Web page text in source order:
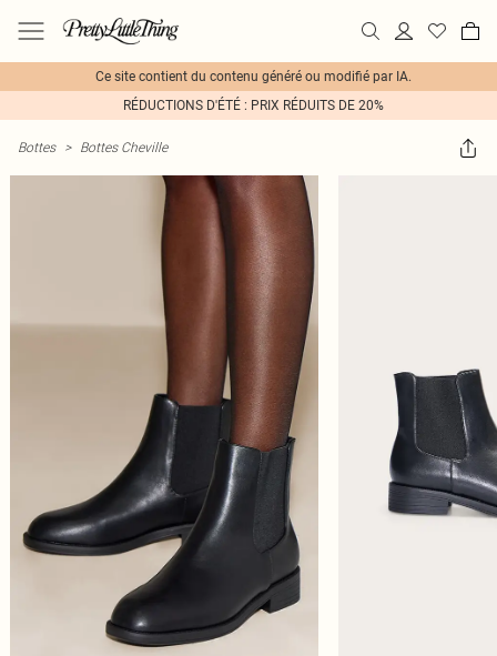
Ce site contient du contenu généré ou modifié par IA.
RÉDUCTIONS D'ÉTÉ : PRIX RÉDUITS DE 20%
Bottes > Bottes Cheville